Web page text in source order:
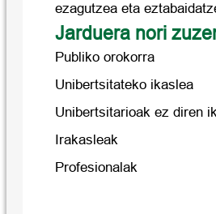
ezagutzea eta
Jarduera nori
Publiko orokorra
Unibertsitateko ikaslea
Unibertsitarioak ez diren
Irakasleak
Profesionalak